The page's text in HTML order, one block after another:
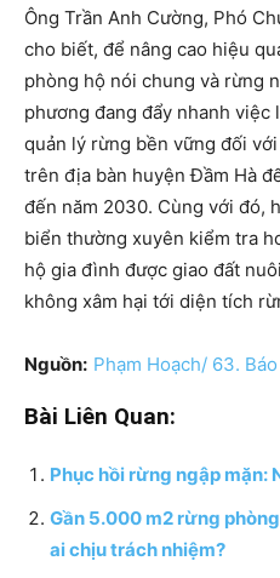
Ông Trần Anh Cường, Phó
cho biết, để nâng cao hiệu
phòng hộ nói chung và rừng
phương đang đẩy nhanh việc
quản lý rừng bền vững đối
trên địa bàn huyện Đầm Hà
đến năm 2030. Cùng với đó,
biển thường xuyên kiểm tra
hộ gia đình được giao đất
không xâm hại tới diện tích
Nguồn: Phạm Hoạch/ 63.
Bài Liên Quan:
Phục hồi rừng ngập mặn:
Gần 5.000 m2 rừng
ai chịu trách nhiệm?